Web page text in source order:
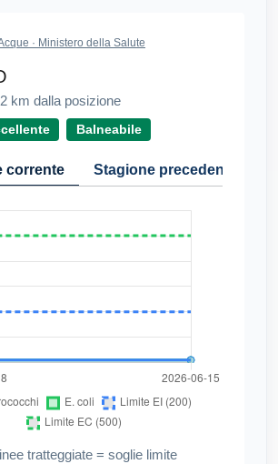
· Ministero della Salute
km dalla posizione
Balneabile
corrente Stagione precedente
tratteggiate = soglie limite